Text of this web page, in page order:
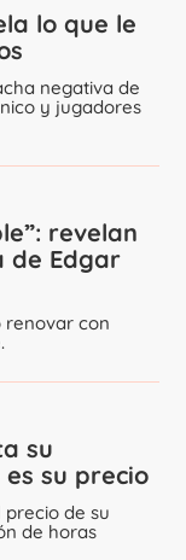
lo que le
negativa de
y jugadores
revelan
de Edgar
con
su
su precio
precio de su
de horas